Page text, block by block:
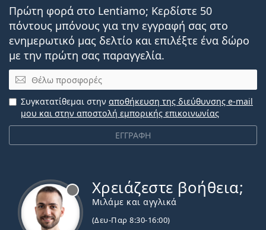
Πρώτη φορά στο Lentiamo; Κερδίστε 50
πόντους μπόνους για την εγγραφή σας στο
ενημερωτικό μας δελτίο και επιλέξτε ένα δώρο
με την πρώτη σας παραγγελία.
Email
ΕΓΓΡΑΦΗ
Συγκατατίθεμαι στην αποθήκευση της διεύθυνσης e-mail
μου και στην αποστολή εμπορικής επικοινωνίας
Χρειάζεστε βοήθεια;
Μιλάμε και αγγλικά
(Δευ-Παρ 8:30-16:00)